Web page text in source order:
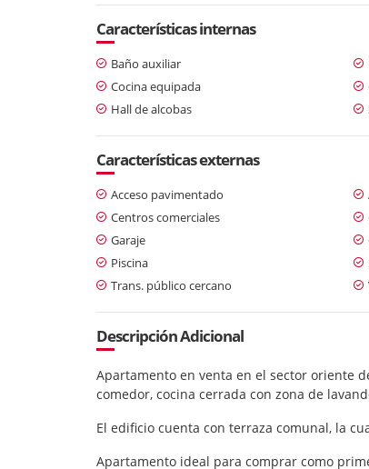
Características internas
Baño auxiliar
Cocina equipada
Hall de alcobas
Características externas
Acceso pavimentado
Centros comerciales
Garaje
Piscina
Trans. público cercano
Descripción Adicional
Apartamento en venta en el sector oriente
comedor, cocina cerrada con zona de
El edificio cuenta con terraza comunal, la
Apartamento ideal para comprar como